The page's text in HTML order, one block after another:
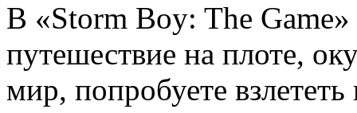
В «Storm Boy: The Game»
путешествие на плоте,
мир, попробуете